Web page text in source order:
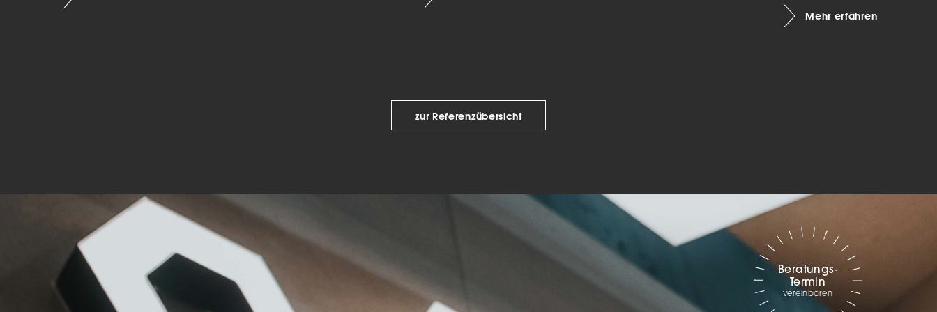
Mehr erfahren
zur Referenzübersicht
Beratungs-
Termin
vereinbaren